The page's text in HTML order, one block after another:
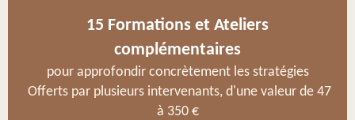
15 Formations et Ateliers
complémentaires
pour approfondir concrètement les stratégies
Offerts par plusieurs intervenants, d'une valeur de 47
à 350 €